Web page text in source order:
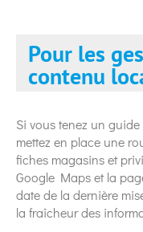
Pour les
contenu
Si vous tenez un
mettez en place une
fiches magasins et
Google Maps et la
date de la dernière
la fraîcheur des